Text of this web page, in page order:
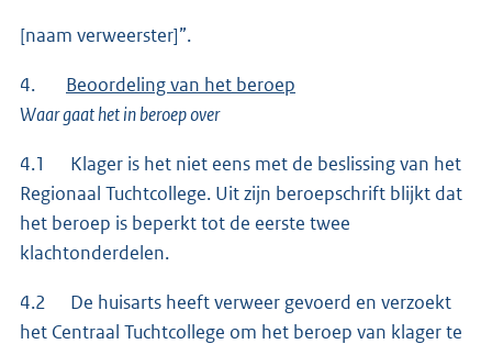
[naam verweerster]”.
4. Beoordeling van het beroep
Waar gaat het in beroep over
4.1 Klager is het niet eens met de beslissing van het
Regionaal Tuchtcollege. Uit zijn beroepschrift blijkt dat
het beroep is beperkt tot de eerste twee
klachtonderdelen.
4.2 De huisarts heeft verweer gevoerd en verzoekt
het Centraal Tuchtcollege om het beroep van klager te